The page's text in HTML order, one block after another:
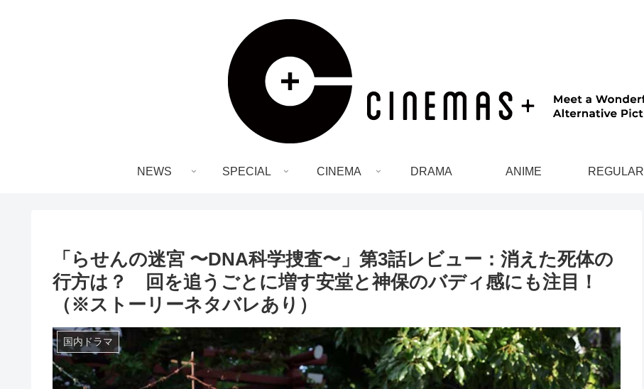
NEWS SPECIAL CINEMA DRAMA ANIME REGULAR
「らせんの迷宮 〜DNA科学捜査〜」第3話レビュー：消えた死体の
行方は？ 回を追うごとに増す安堂と神保のバディ感にも注目！
（※ストーリーネタバレあり）
国内ドラマ